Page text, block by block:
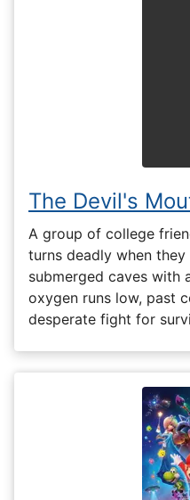
The Devil's
A group of college
turns deadly when
submerged caves with
oxygen runs low, past
desperate fight for